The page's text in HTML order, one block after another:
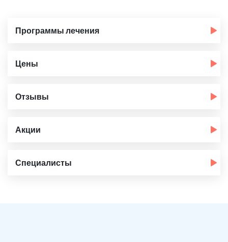
Программы лечения
Цены
Отзывы
Акции
Специалисты